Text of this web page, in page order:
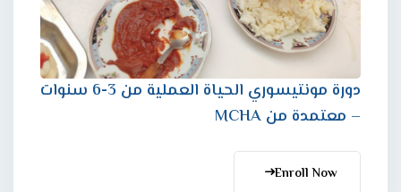
دورة مونتيسوري الحياة العملية من 3-6 سنوات
– معتمدة من MCHA
Enroll Now